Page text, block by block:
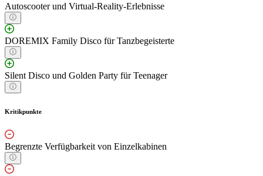
Autoscooter und Virtual-Reality-Erlebnisse
DOREMIX Family Disco für Tanzbegeisterte
Silent Disco und Golden Party für Teenager
Kritikpunkte
Begrenzte Verfügbarkeit von Einzelkabinen